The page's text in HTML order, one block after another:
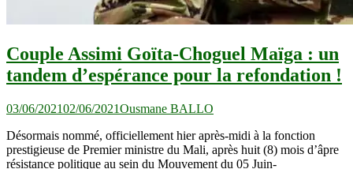
Couple Assimi Goïta-Choguel Maïga : un
tandem d’espérance pour la refondation !
03/06/202102/06/2021Ousmane BALLO
Désormais nommé, officiellement hier après-midi à la fonction
prestigieuse de Premier ministre du Mali, après huit (8) mois d’âpre
résistance politique au sein du Mouvement du 05 Juin-